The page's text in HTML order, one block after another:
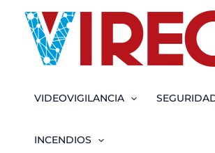
contenido
VIDEOVIGILANCIA
INCENDIOS